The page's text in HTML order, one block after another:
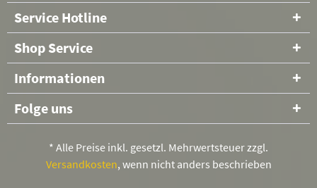
Service Hotline
Shop Service
Informationen
Folge uns
* Alle Preise inkl. gesetzl. Mehrwertsteuer zzgl.
Versandkosten, wenn nicht anders beschrieben